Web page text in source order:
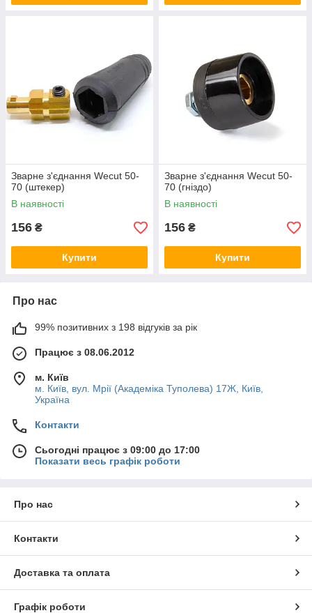
Зварне з'єднання Wecut 50-
70 (штекер)
В наявності
156 ₴
Купити
Зварне з'єднання Wecut 50-
70 (гніздо)
В наявності
156 ₴
Купити
Про нас
99% позитивних з 198 відгуків за рік
Працює з 08.06.2012
м. Київ
м. Київ, вул. Мрії (Академіка Туполева) 17Ж, Київ,
Україна
Контакти
Сьогодні працює з 09:00 до 17:00
Показати весь графік роботи
Про нас
Контакти
Доставка та оплата
Графік роботи